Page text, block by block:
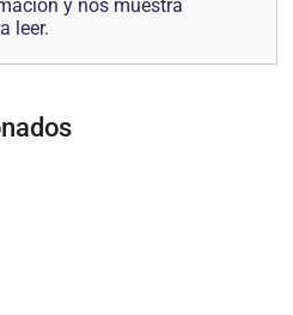
y nos muestra
leer.